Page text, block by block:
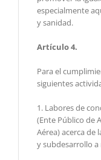
especialmente
y sanidad.
Artículo 4.
Para el
siguientes
1. Labores de
(Ente Público de
Aérea) acerca de
y subdesarrollo